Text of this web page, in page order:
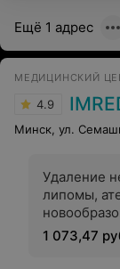
Ещё 1 адрес
МЕДИЦИНСКИЙ
4.9
Минск, ул.
Удаление
липомы,
части
1 073,47